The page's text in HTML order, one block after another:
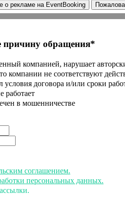
о рекламе на EventBooking
причину обращения*
компанией, нарушает
компании не соответствуют
договора и/или сроки
работает
в мошенничестве
соглашением.
персональных данных.